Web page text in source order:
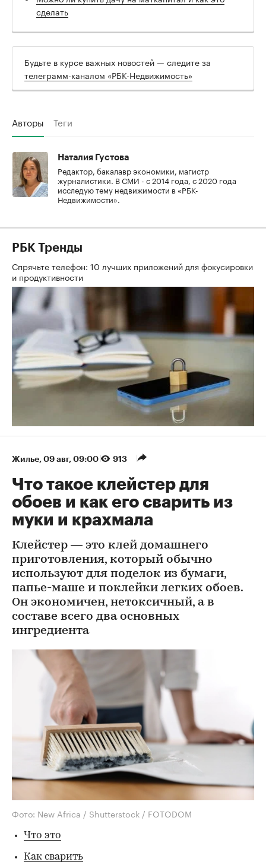
сделать
Будьте в курсе важных новостей — следите за
телеграмм-каналом «РБК-Недвижимость»
Авторы Теги
Наталия Густова
Редактор, бакалавр экономики, магистр
журналистики. В СМИ - с 2014 года, с 2020 года
исследую тему недвижимости в «РБК-
Недвижимости».
РБК Тренды
Спрячьте телефон: 10 лучших приложений для фокусировки
и продуктивности
Жилье 09 авг, 09:00 913
Что такое клейстер для
обоев и как его сварить из
муки и крахмала
Клейстер — это клей домашнего
приготовления, который обычно
используют для поделок из бумаги,
папье-маше и поклейки легких обоев.
Он экономичен, нетоксичный, а в
составе всего два основных
ингредиента
Фото: New Africa / Shutterstock / FOTODOM
Что это
Как сварить